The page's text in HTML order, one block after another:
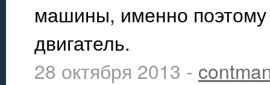
машины, именно поэтому
двигатель.
28 октября 2013 -